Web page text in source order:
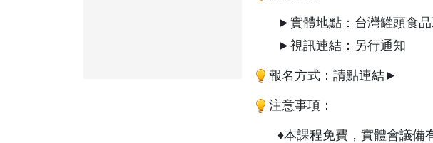
►實體地點：台灣罐頭食
►視訊連結：另行通知
報名方式：請點連結►
注意事項：
♦本課程免費，實體會議備